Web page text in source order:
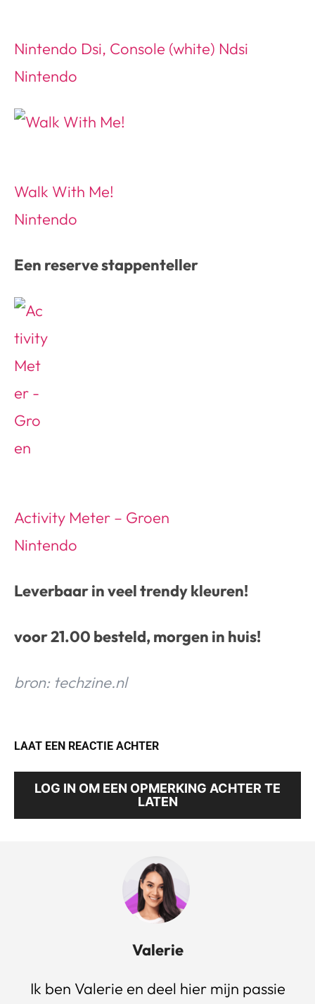
Nintendo Dsi, Console (white) Ndsi
Nintendo
Walk With Me!
Nintendo
Een reserve stappenteller
Activity Meter – Groen
Nintendo
Leverbaar in veel trendy kleuren!
voor 21.00 besteld, morgen in huis!
bron: techzine.nl
LAAT EEN REACTIE ACHTER
LOG IN OM EEN OPMERKING ACHTER TE
LATEN
Valerie
Ik ben Valerie en deel hier mijn passie